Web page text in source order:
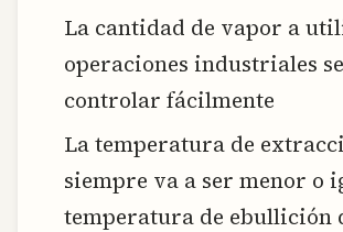
La cantidad de vapor a
operaciones industriales
controlar fácilmente
La temperatura de
siempre va a ser menor o
temperatura de ebullición